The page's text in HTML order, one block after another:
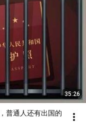
35:26
普通人还有出国的